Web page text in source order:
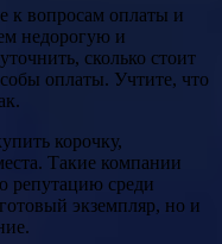
к вопросам оплаты и
недорогую и
сколько стоит
оплаты. Учтите, что
корочку,
Такие компании
репутацию среди
экземпляр, но и